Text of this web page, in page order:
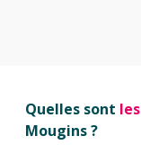
Quelles sont
Mougins ?